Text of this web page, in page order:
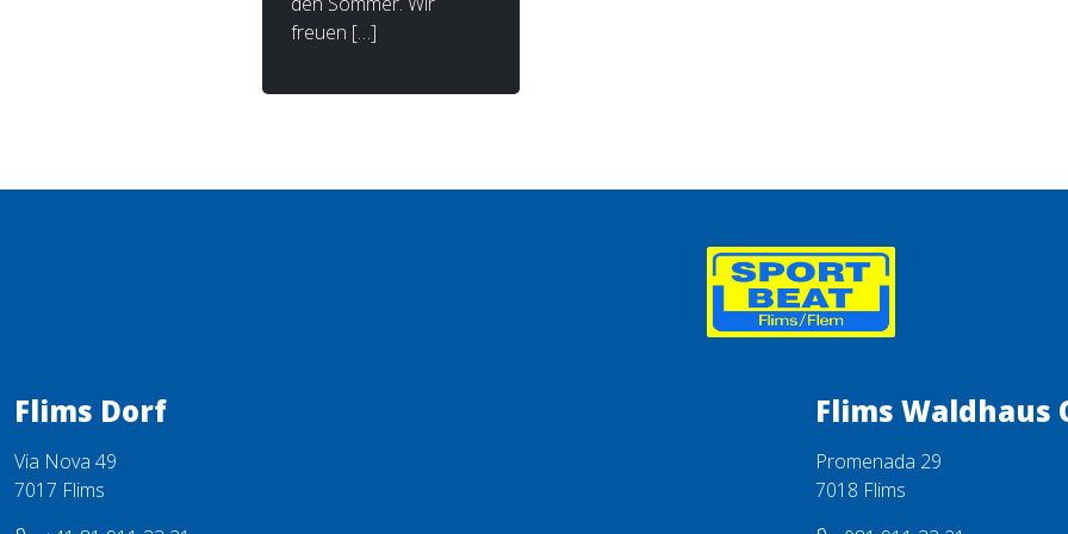
freuen […]
Flims Dorf
Via Nova 49
7017 Flims
Flims Waldhaus
Promenada 29
7018 Flims